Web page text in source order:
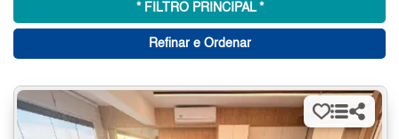
* FILTRO PRINCIPAL *
Refinar e Ordenar